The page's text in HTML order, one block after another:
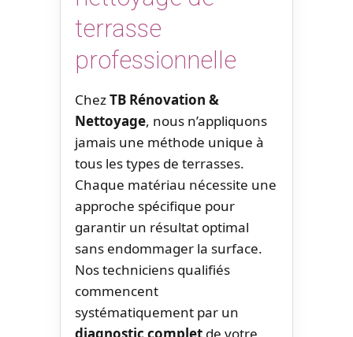
terrasse
professionnelle
ChezTB Rénovation &
Nettoyage, nous n’appliquons
jamais une méthode unique à
tous les types de terrasses.
Chaque matériau nécessite une
approche spécifique pour
garantir un résultat optimal
sans endommager la surface.
Nos techniciens qualifiés
commencent
systématiquement par un
diagnostic complet de votre